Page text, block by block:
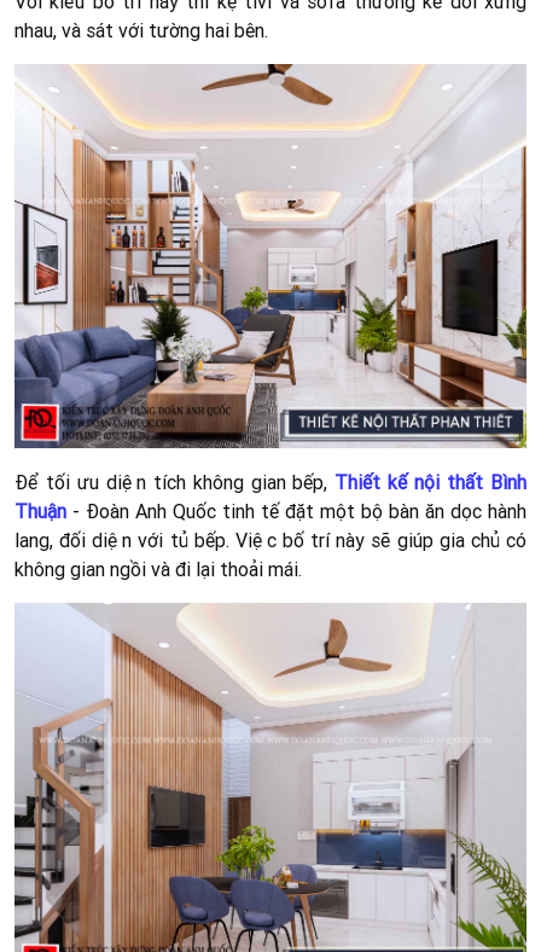
nhau, và sát với tường hai bên.
Để tối ưu diện tích không gian bếp, Thiết kế nội thất Bình
Thuận - Đoàn Anh Quốc tinh tế đặt một bộ bàn ăn dọc hành
lang, đối diện với tủ bếp. Việc bố trí này sẽ giúp gia chủ có
không gian ngồi và đi lại thoải mái.